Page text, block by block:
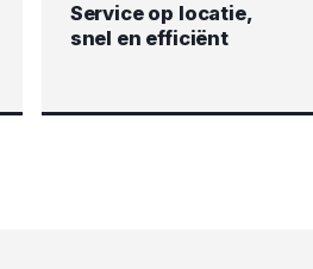
Service op locatie,
snel en efficiënt